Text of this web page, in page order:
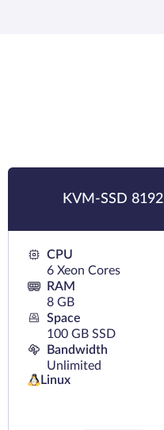
KVM-SSD 8192
CPU
6 Xeon Cores
RAM
8 GB
Space
100 GB SSD
Bandwidth
Unlimited
Linux